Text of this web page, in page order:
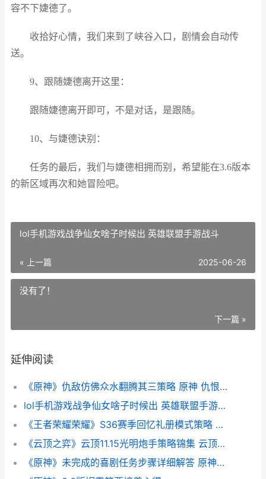
容不下婕德了。
收拾好心情，我们来到了峡谷入口，剧情会自动传
送。
9、跟随婕德离开这里：
跟随婕德离开即可，不是对话，是跟随。
10、与婕德诀别：
任务的最后，我们与婕德相拥而别，希望能在3.6版本
的新区域再次和她冒险吧。
lol手机游戏战争仙女啥子时候出 英雄联盟手游战斗
« 上一篇 2025-06-26
没有了！
下一篇 »
延伸阅读
《原神》仇敌仿佛众水翻腾其三策略 原神 仇恨机制
lol手机游戏战争仙女啥子时候出 英雄联盟手游战斗
《王者荣耀荣耀》S36赛季回忆礼册模式策略 王者荣耀荣耀典藏皮肤排名
《云顶之弈》云顶11.15光明炮手策略锦集 云顶之弈最新讲解
《原神》未完成的喜剧任务步骤详细解答 原神未完成的画作